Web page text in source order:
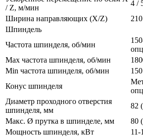
/ Z, м/мин
4 /
Ширина направляющих (X/Z)
Шпиндель
Частота шпинделя, об/мин
Max частота шпинделя, об/мин
Min частота шпинделя, об/мин
150
Конус шпинделя
Диаметр проходного отверстия
шпинделя, мм
82
Макс. Ø прутка в шпинделе, мм
80
Мощность шпинделя, кВт
11-